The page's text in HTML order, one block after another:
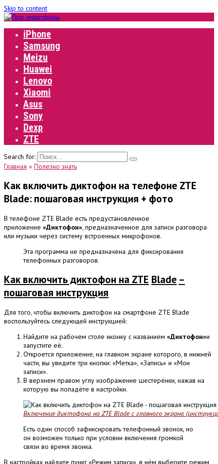
Skip to content
iPhone
Samsung
Meizu
Huawei
Lenovo
Xiaomi
Asus
Sony
Dexp
ZTE
Search for:
Главная » Полезно знать
Как включить диктофон на телефоне ZTE
Blade: пошаговая инструкция + фото
В телефоне ZTE Blade есть предустановленное
приложение «Диктофон», предназначенное для записи разговора
или музыки через систему встроенных микрофонов.
Эта программа не предназначена для фиксирования
телефонных разговоров.
Как включить диктофон на ZTE Blade –
пошаговая инструкция
Для того, чтобы включить диктофон на смартфоне ZTE Blade
воспользуйтесь следующей инструкцией:
Найдите на рабочем столе иконку с названием «Диктофон»и
запустите её.
Откроется приложение, на главном экране которого, в нижней
части, вы увидите три кнопки: «Метка», «Запись» и «Мои
записи».
В верхнем правом углу изображение шестерёнки, нажав на
которую вы попадёте в настройки.
Включение диктофона на ZTE Blade с главного экрана
Есть один способ зафиксировать телефонный звонок, но
он возможен только при условии включения громкой
связи во время звонка.
В настройках найдите пункт «Режим записи», в нём выберите режим